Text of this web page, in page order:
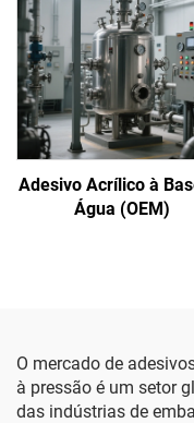
Adesivo Acrílico à
Água (OEM)
O mercado de
à pressão é um setor
das indústrias de